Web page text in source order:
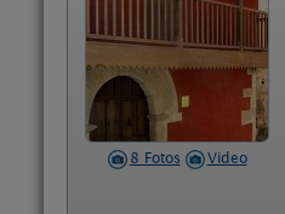
8 Fotos Video